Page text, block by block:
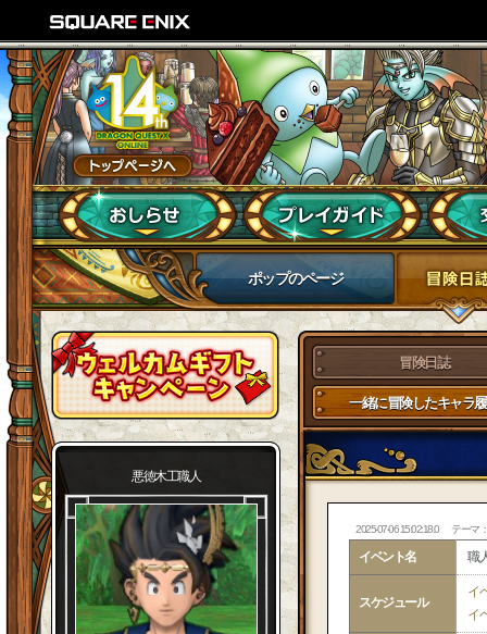
ポップのページ
悪徳木工職人
冒険日誌
一緒に冒険したキャラ
2025-07-06 15:02:18.0 テーマ
イベント名 職
スケジュール
イ
イ